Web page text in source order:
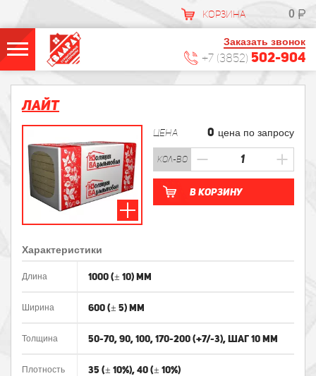
КОРЗИНА 0
Заказать звонок
+7 (3852) 502-904
Лайт
ЦЕНА 0 цена по запросу
кол-во
В корзину
Характеристики
Длина 1000 (± 10) мм
Ширина 600 (± 5) мм
Толщина 50-70, 90, 100, 170-200 (+7/-3), шаг 10 мм
Плотность 35 (± 10%), 40 (± 10%)